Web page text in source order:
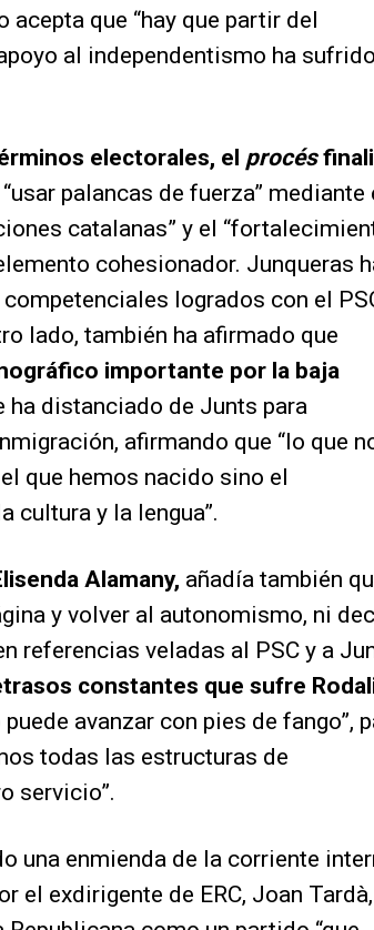
que “hay que partir del
al independentismo ha
electorales, el procés
palancas de fuerza” mediante
catalanas” y el
cohesionador. Junqueras
logrados con el
lado, también ha afirmado que
importante por la baja
ha distanciado de Junts para
afirmando que “lo que
que hemos nacido sino el
cultura y la lengua”.
Alamany, añadía también
y volver al autonomismo, ni
referencias veladas al PSC y a
constantes que sufre
avanzar con pies de fango”,
todas las estructuras de
servicio”.
una enmienda de la corriente
el exdirigente de ERC, Joan Tardà,